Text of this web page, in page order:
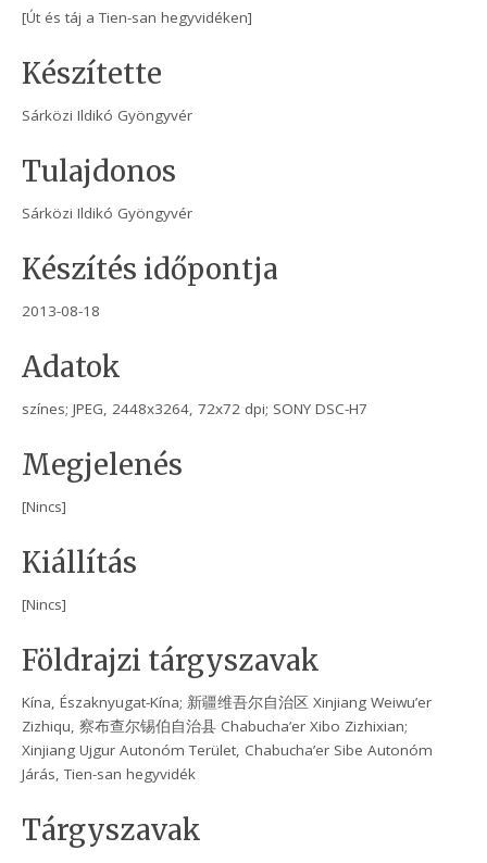
[Út és táj a Tien-san hegyvidéken]
Készítette
Sárközi Ildikó Gyöngyvér
Tulajdonos
Sárközi Ildikó Gyöngyvér
Készítés időpontja
2013-08-18
Adatok
színes; JPEG, 2448x3264, 72x72 dpi; SONY DSC-H7
Megjelenés
[Nincs]
Kiállítás
[Nincs]
Földrajzi tárgyszavak
Kína, Északnyugat-Kína; 新疆维吾尔自治区 Xinjiang Weiwu’er
Zizhiqu, 察布查尔锡伯自治县 Chabucha’er Xibo Zizhixian;
Xinjiang Ujgur Autonóm Terület, Chabucha’er Sibe Autonóm
Járás, Tien-san hegyvidék
Tárgyszavak